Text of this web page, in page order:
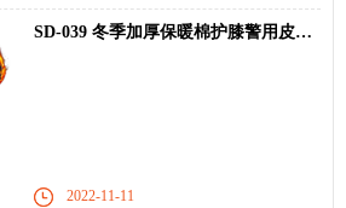
SD-039 冬季加厚保暖棉护膝警用皮护膝
2022-11-11